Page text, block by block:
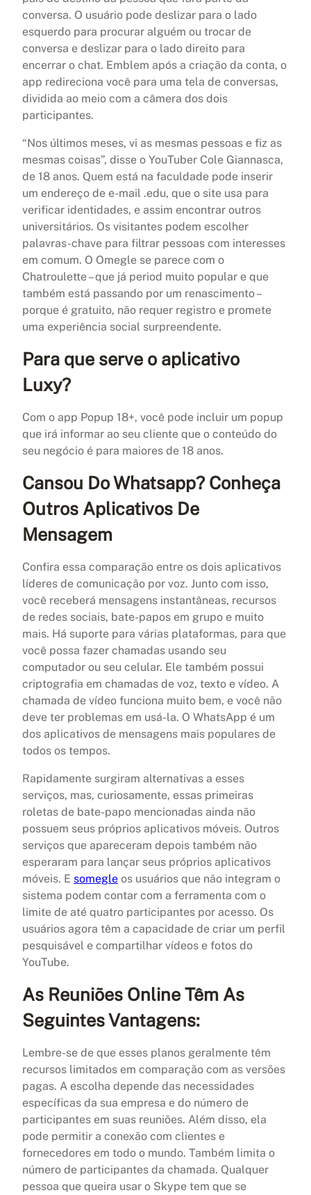
conversa. O usuário pode deslizar para o lado
esquerdo para procurar alguém ou trocar de
conversa e deslizar para o lado direito para
encerrar o chat. Emblem após a criação da conta, o
app redireciona você para uma tela de conversas,
dividida ao meio com a câmera dos dois
participantes.
“Nos últimos meses, vi as mesmas pessoas e fiz as
mesmas coisas”, disse o YouTuber Cole Giannasca,
de 18 anos. Quem está na faculdade pode inserir
um endereço de e-mail .edu, que o site usa para
verificar identidades, e assim encontrar outros
universitários. Os visitantes podem escolher
palavras-chave para filtrar pessoas com interesses
em comum. O Omegle se parece com o
Chatroulette – que já period muito popular e que
também está passando por um renascimento –
porque é gratuito, não requer registro e promete
uma experiência social surpreendente.
Para que serve o aplicativo
Luxy?
Com o app Popup 18+, você pode incluir um popup
que irá informar ao seu cliente que o conteúdo do
seu negócio é para maiores de 18 anos.
Cansou Do Whatsapp? Conheça
Outros Aplicativos De
Mensagem
Confira essa comparação entre os dois aplicativos
líderes de comunicação por voz. Junto com isso,
você receberá mensagens instantâneas, recursos
de redes sociais, bate-papos em grupo e muito
mais. Há suporte para várias plataformas, para que
você possa fazer chamadas usando seu
computador ou seu celular. Ele também possui
criptografia em chamadas de voz, texto e vídeo. A
chamada de vídeo funciona muito bem, e você não
deve ter problemas em usá-la. O WhatsApp é um
dos aplicativos de mensagens mais populares de
todos os tempos.
Rapidamente surgiram alternativas a esses
serviços, mas, curiosamente, essas primeiras
roletas de bate-papo mencionadas ainda não
possuem seus próprios aplicativos móveis. Outros
serviços que apareceram depois também não
esperaram para lançar seus próprios aplicativos
móveis. E somegle os usuários que não integram o
sistema podem contar com a ferramenta com o
limite de até quatro participantes por acesso. Os
usuários agora têm a capacidade de criar um perfil
pesquisável e compartilhar vídeos e fotos do
YouTube.
As Reuniões Online Têm As
Seguintes Vantagens:
Lembre-se de que esses planos geralmente têm
recursos limitados em comparação com as versões
pagas. A escolha depende das necessidades
específicas da sua empresa e do número de
participantes em suas reuniões. Além disso, ela
pode permitir a conexão com clientes e
fornecedores em todo o mundo. Também limita o
número de participantes da chamada. Qualquer
pessoa que queira usar o Skype tem que se